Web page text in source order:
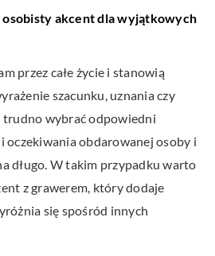
akcent dla wyjątkowych
przez całe życie i stanowią
szacunku, uznania czy
trudno wybrać odpowiedni
oczekiwania obdarowanej osoby i
długo. W takim przypadku warto
z grawerem, który dodaje
się spośród innych